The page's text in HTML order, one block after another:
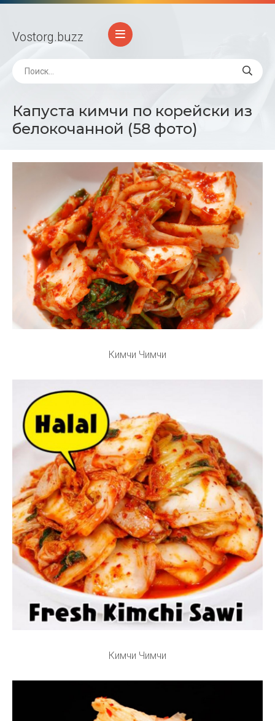
Vostorg.buzz
Капуста кимчи по корейски из
белокочанной (58 фото)
Кимчи Чимчи
Кимчи Чимчи